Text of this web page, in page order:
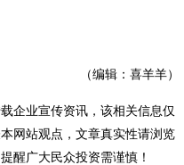
（编辑：喜羊羊）
企业宣传资讯，该相关信息仅
网站观点，文章真实性请浏览
醒广大民众投资需谨慎！